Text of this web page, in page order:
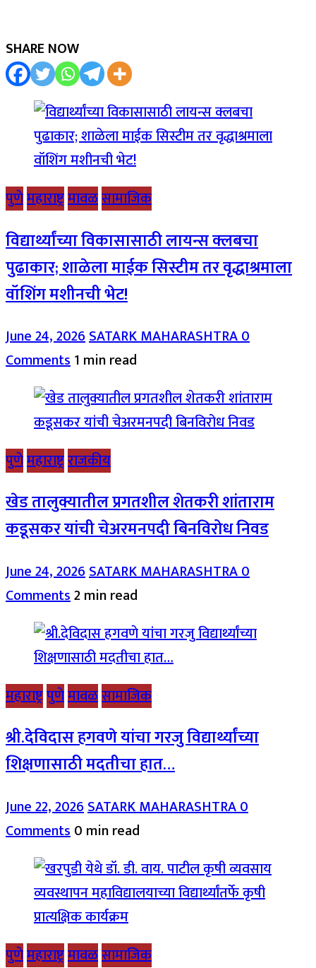
SHARE NOW
पुणेमहाराष्ट्रमावळसामाजिक
विद्यार्थ्यांच्या विकासासाठी लायन्स क्लबचा
पुढाकार; शाळेला माईक सिस्टीम तर वृद्धाश्रमाला
वॉशिंग मशीनची भेट!
June 24, 2026SATARK MAHARASHTRA0
Comments1 min read
पुणेमहाराष्ट्रराजकीय
खेड तालुक्यातील प्रगतशील शेतकरी शांताराम
कडूसकर यांची चेअरमनपदी बिनविरोध निवड
June 24, 2026SATARK MAHARASHTRA0
Comments2 min read
महाराष्ट्रपुणेमावळसामाजिक
श्री.देविदास हगवणे यांचा गरजु विद्यार्थ्यांच्या
शिक्षणासाठी मदतीचा हात…
June 22, 2026SATARK MAHARASHTRA0
Comments0 min read
पुणेमहाराष्ट्रमावळसामाजिक